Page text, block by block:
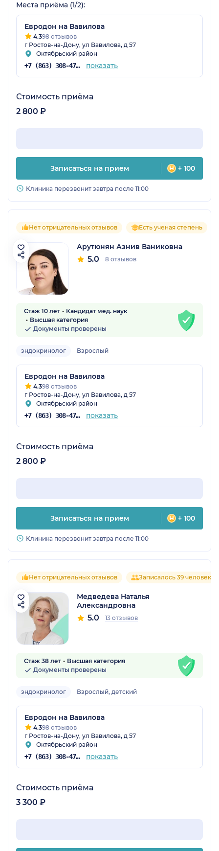
Места приёма (1/2):
Евродон на Вавилова
4.398 отзывов
г Ростов-на-Дону, ул Вавилова, д 57
Октябрьский район
+7 (863) 308-47-91 показать
Стоимость приёма
2 800 ₽
Записаться на прием + 100
Клиника перезвонит завтра после 11:00
Нет отрицательных отзывов Есть ученая степень
Арутюнян Азнив Ваниковна
5.0 8 отзывов
Стаж 10 лет
Кандидат мед. наук
Высшая категория
Документы проверены
эндокринолог Взрослый
Евродон на Вавилова
4.398 отзывов
г Ростов-на-Дону, ул Вавилова, д 57
Октябрьский район
+7 (863) 308-47-91 показать
Стоимость приёма
2 800 ₽
Записаться на прием + 100
Клиника перезвонит завтра после 11:00
Нет отрицательных отзывов Записалось 39 человек
Медведева Наталья
Александровна
5.0 13 отзывов
Стаж 38 лет
Высшая категория
Документы проверены
эндокринолог Взрослый, детский
Евродон на Вавилова
4.398 отзывов
г Ростов-на-Дону, ул Вавилова, д 57
Октябрьский район
+7 (863) 308-47-91 показать
Стоимость приёма
3 300 ₽